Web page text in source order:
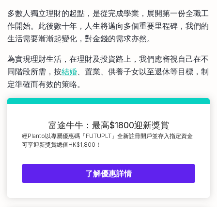
比較定存利率
信用卡
比較各種最優惠信用卡
手機App與理財資訊
企業服務
多數人獨立理財的起點，是從完成學業，展開第一份全職工
作開始。此後數十年，人生將邁向多個重要里程碑，我們的
生活需要漸漸起變化，對金錢的需求亦然。
為實現理財生活，在理財及投資路上，我們應審視自己在不
同階段所需，按結婚 、置業、供養子女以至退休等目標，制
定準確而有效的策略。
富途牛牛：最高$1800迎新獎賞
經Planto以專屬優惠碼「FUTUPLT」全新註冊開戶並存入指定資金
可享迎新獎賞總值HK$1,800！
了解優惠詳情